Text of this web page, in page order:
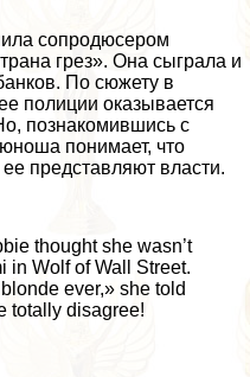
сопродюсером
грез». Она сыграла и
По сюжету в
полиции оказывается
познакомившись с
понимает, что
представляют власти.
thought she wasn’t
in Wolf of Wall Street.
ever,» she told
totally disagree!